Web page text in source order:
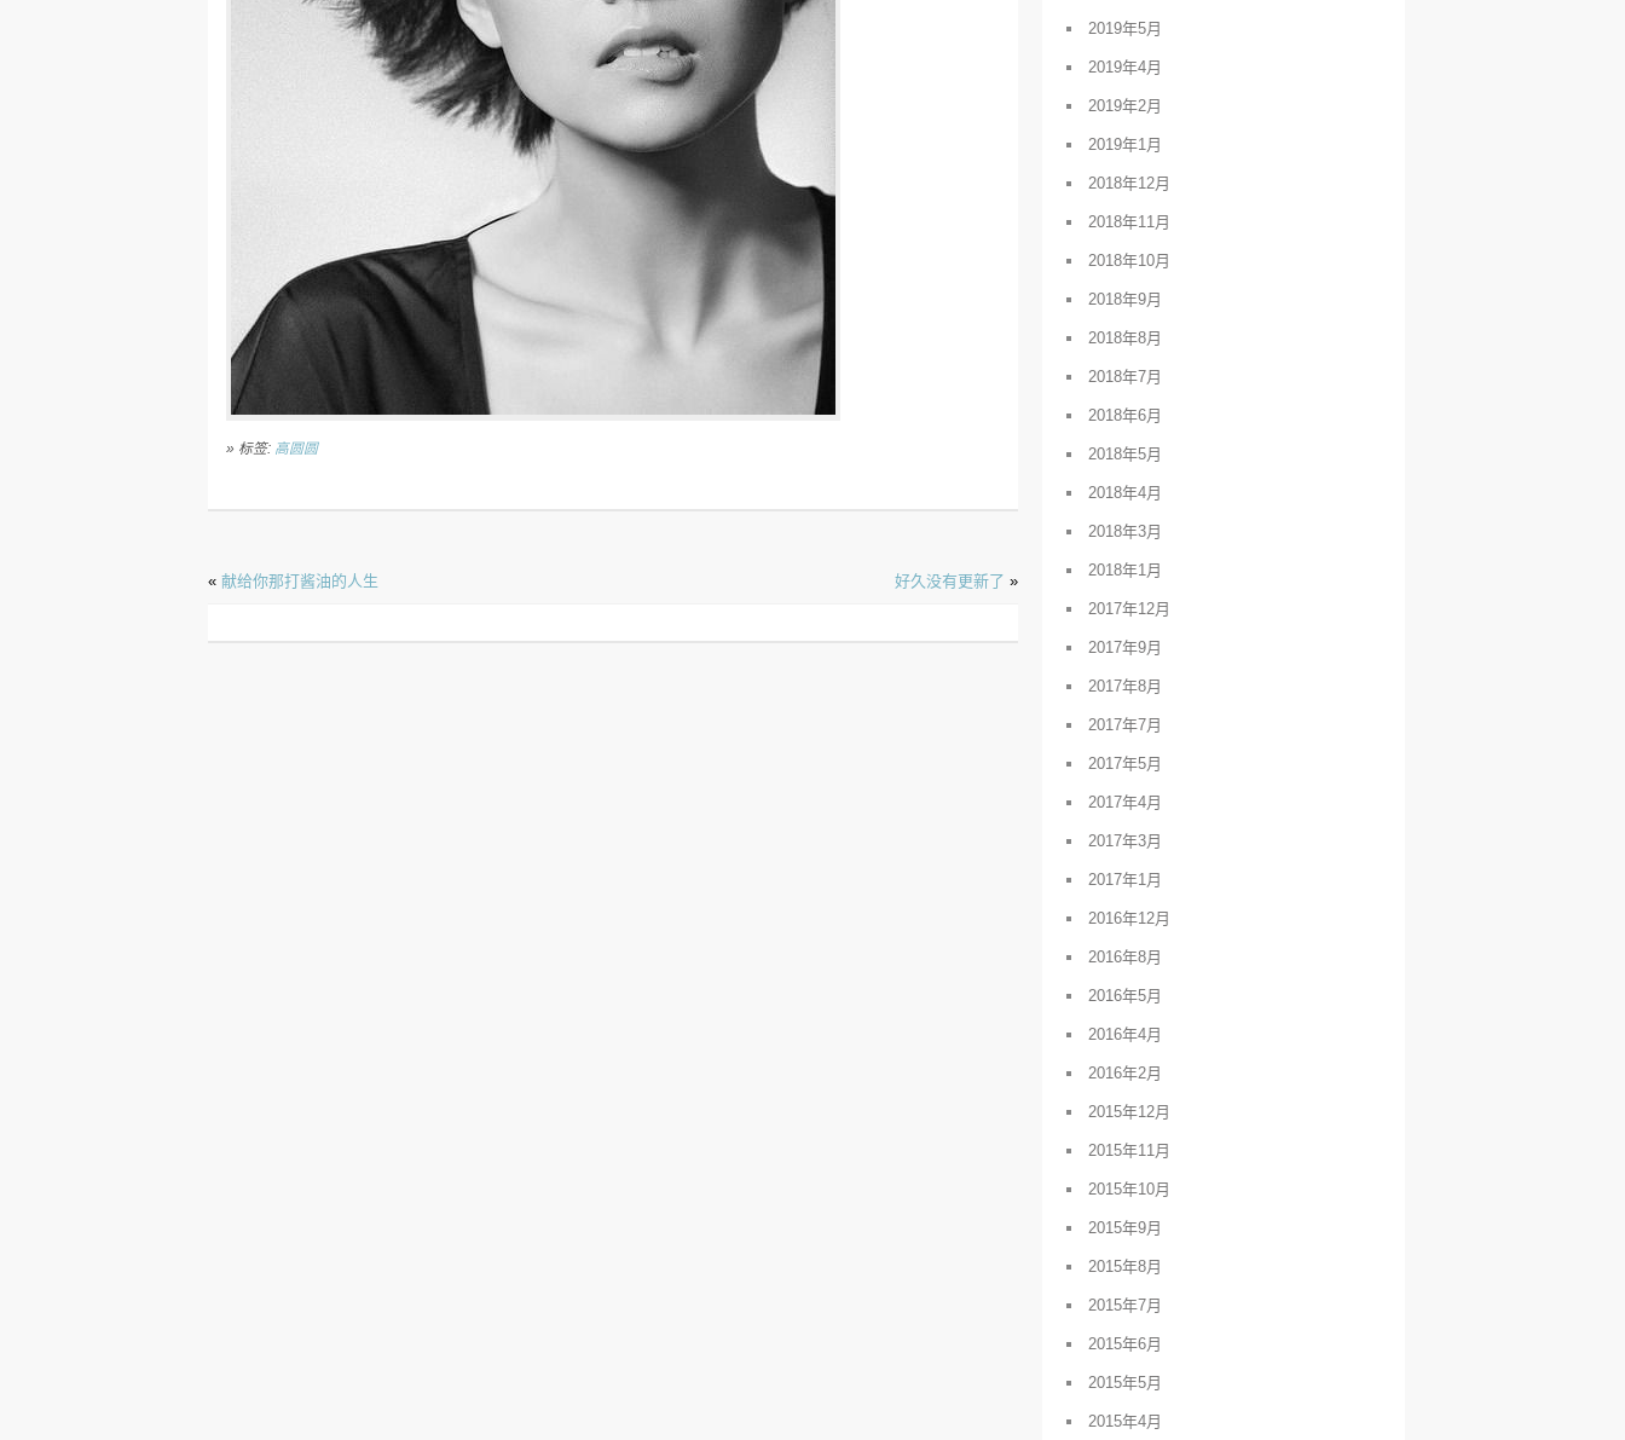
» 标签: 高圆圆
« 献给你那打酱油的人生 好久没有更新了 »
2019年5月
2019年4月
2019年2月
2019年1月
2018年12月
2018年11月
2018年10月
2018年9月
2018年8月
2018年7月
2018年6月
2018年5月
2018年4月
2018年3月
2018年1月
2017年12月
2017年9月
2017年8月
2017年7月
2017年5月
2017年4月
2017年3月
2017年1月
2016年12月
2016年8月
2016年5月
2016年4月
2016年2月
2015年12月
2015年11月
2015年10月
2015年9月
2015年8月
2015年7月
2015年6月
2015年5月
2015年4月